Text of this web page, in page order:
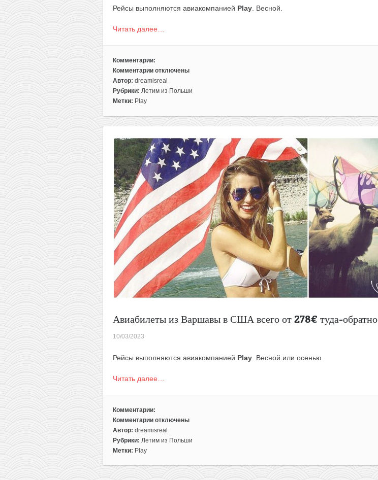
Рейсы выполняются авиакомпанией Play. Весной.
Читать далее…
Комментарии:
Комментарии
к
записи
Play:
из
в
Нью-
Йорк
всего
от
324€
туда-
обратно
отключены
Автор: dreamisreal
Рубрики: Летим из Польши
Метки: Play
Авиабилеты из Варшавы в США всего от 278€ туда-обратно
10/03/2023
Рейсы выполняются авиакомпанией Play . Весной или осенью.
Читать далее…
Комментарии:
Комментарии
к
записи
Авиабилеты
отключены
Автор: dreamisreal
Рубрики: Летим из Польши
Метки: Play